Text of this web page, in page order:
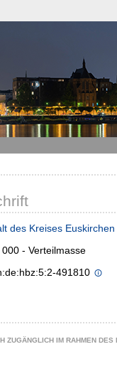
des Kreises
000 - Verteilmasse
491810
ZUGÄNGLICH IM RAHMEN DES